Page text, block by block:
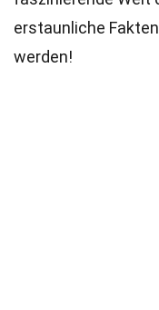
erstaunliche
werden!